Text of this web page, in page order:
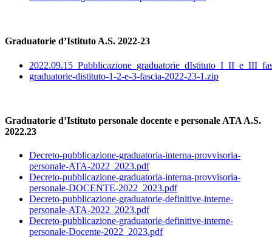
Graduatorie d’Istituto A.S. 2022-23
graduatorie-distituto-1-2-e-3-fascia-2022-23-1.zip
Graduatorie d’Istituto personale docente e personale ATA A.S.
2022.23
Decreto-pubblicazione-graduatoria-interna-provvisoria-
personale-ATA-2022_2023.pdf
Decreto-pubblicazione-graduatoria-interna-provvisoria-
personale-DOCENTE-2022_2023.pdf
Decreto-pubblicazione-graduatorie-definitive-interne-
personale-ATA-2022_2023.pdf
Decreto-pubblicazione-graduatorie-definitive-interne-
personale-Docente-2022_2023.pdf